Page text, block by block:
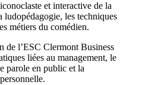
et interactive de la
ludopédagogie, les techniques
métiers du comédien.
de l’ESC Clermont Business
liées au management, le
parole en public et la